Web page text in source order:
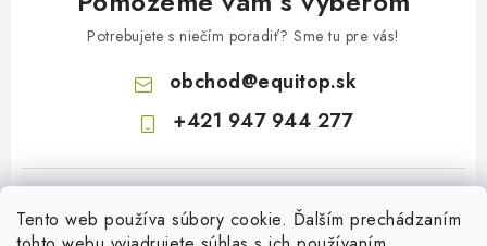
Tento web používa súbory cookie. Ďalším prechádzaním
Potrebujete s niečím poradiť? Sme tu pre vás!
obchod@equitop.sk
+421 947 944 277